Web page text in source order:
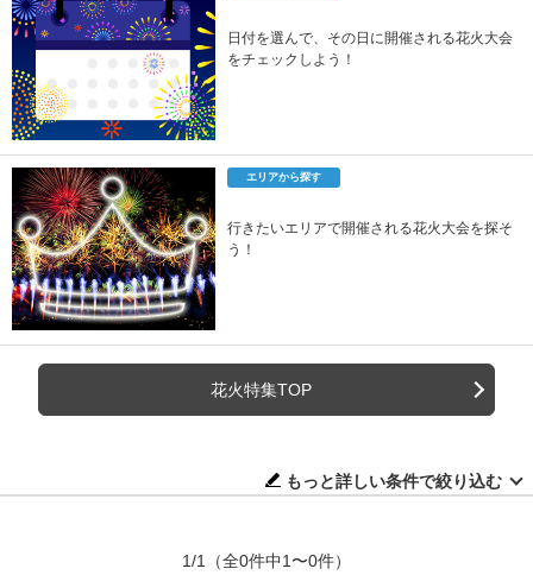
日付を選んで、その日に開催される花火大会
をチェックしよう！
エリアから探す
行きたいエリアで開催される花火大会を探そ
う！
花火特集TOP
もっと詳しい条件で絞り込む
1/1 （全0件中1〜0件）